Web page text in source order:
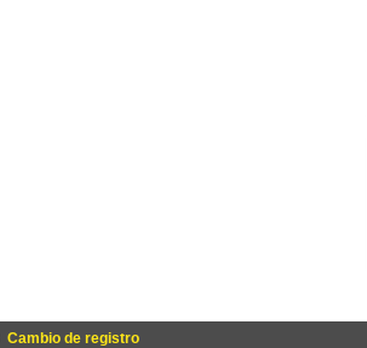
Cambio de registro